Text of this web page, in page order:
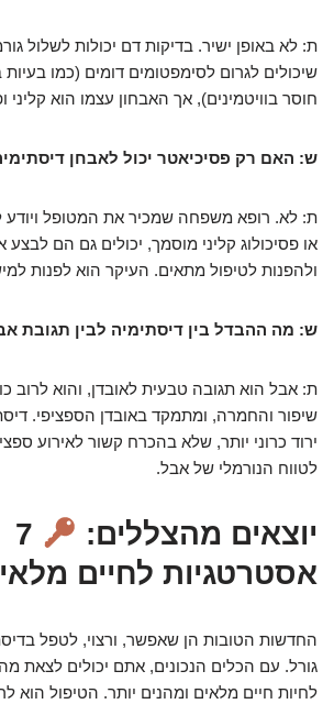
ת: לא באופן ישיר. בדיקות דם יכולות לשלול
שיכולים לגרום לסימפטומים דומים (כמו
חוסר בוויטמינים), אך האבחון עצמו הוא קליני
ש: האם רק פסיכיאטר יכול לאבחן
ת: לא. רופא משפחה שמכיר את המטופל ויודע
או פסיכולוג קליני מוסמך, יכולים גם הם לבצע
ולהפנות לטיפול מתאים. העיקר הוא לפנות
ש: מה ההבדל בין דיסתימיה לבין תגובת
ת: אבל הוא תגובה טבעית לאובדן, והוא לרוב
שיפור והחמרה, ומתמקד באובדן הספציפי.
ירוד כרוני יותר, שלא בהכרח קשור לאירוע
לטווח הנורמלי של אבל.
יוצאים מהצללים:
7
אסטרטגיות לחיים
החדשות הטובות הן שאפשר, ורצוי, לטפל
גורל. עם הכלים הנכונים, אתם יכולים לצאת
לחיות חיים מלאים ומהנים יותר. הטיפול הוא